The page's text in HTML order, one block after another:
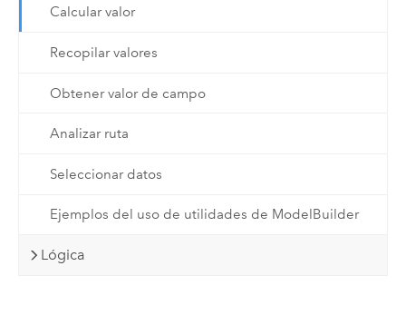
Calcular valor
Recopilar valores
Obtener valor de campo
Analizar ruta
Seleccionar datos
Ejemplos del uso de utilidades de ModelBuilder
Lógica